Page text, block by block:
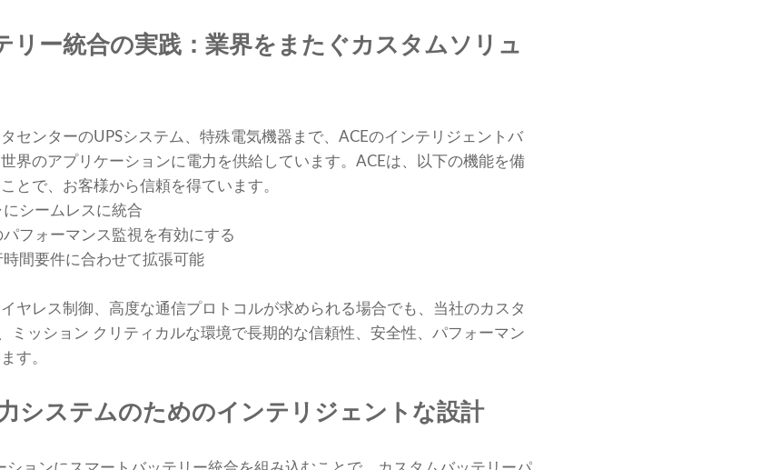
リー統合の実践：業界をまたぐカスタムソリュ
センターのUPSシステム、特殊電気機器まで、ACEのインテリジェントバ
界のアプリケーションに電力を供給しています。ACEは、以下の機能を備
とで、お客様から信頼を得ています。
シームレスに統合
フォーマンス監視を有効にする
間要件に合わせて拡張可能
ヤレス制御、高度な通信プロトコルが求められる場合でも、当社のカスタ
ミッション クリティカルな環境で長期的な信頼性、安全性、パフォーマン
す。
システムのためのインテリジェントな設計